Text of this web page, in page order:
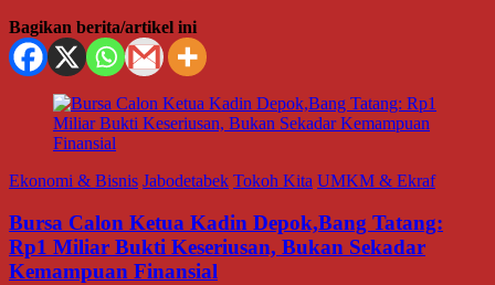
Bagikan berita/artikel ini
Ekonomi & Bisnis Jabodetabek Tokoh Kita UMKM & Ekraf
Bursa Calon Ketua Kadin Depok,Bang Tatang:
Rp1 Miliar Bukti Keseriusan, Bukan Sekadar
Kemampuan Finansial